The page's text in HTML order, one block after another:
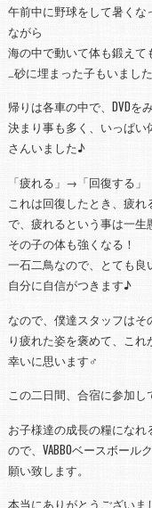
午前中に野球をして暑く
ながら
海の中で動いて体も鍛えて
…砂に埋まった子もいまし
帰りは各車の中で、DVDを
決まり事も多く、いっぱい
さんいました♪
「疲れる」→「回復する」
これは回復したとき、疲
で、疲れるという事は一
その子の体も強くなる！
一石二鳥なので、とても
自分に自信がつきます♪
なので、僕達スタッフは
り疲れた姿を褒めて、こ
幸いに思います‍♂️
この二日間、合宿に参加し
お子様達の成長の糧にな
ので、VABBOベースボール
願い致します。
本当にありがとうございま